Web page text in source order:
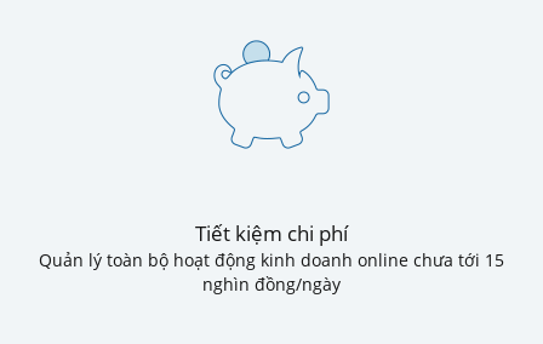
Tiết kiệm chi phí
Quản lý toàn bộ hoạt động kinh doanh online chưa tới 15
nghìn đồng/ngày